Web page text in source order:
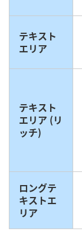
テキスト
エリア
テキスト
エリア (リ
ッチ)
ロングテ
キストエ
リア